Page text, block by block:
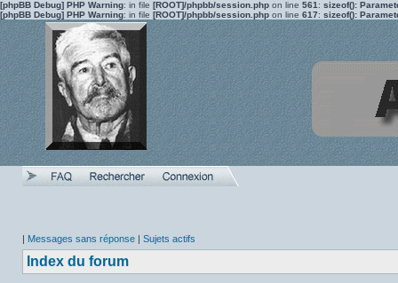
[phpBB Debug] PHP Warning: in file [ROOT]/phpbb/session.php on line 561 : sizeof():
[phpBB Debug] PHP Warning: in file [ROOT]/phpbb/session.php on line 617: sizeof():
| Messages sans réponse | Sujets actifs
Index du forum